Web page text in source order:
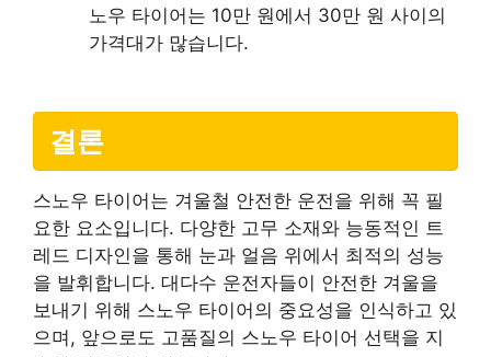
노우 타이어는 10만 원에서 30만 원 사이의
가격대가 많습니다.
결론
스노우 타이어는 겨울철 안전한 운전을 위해 꼭 필
요한 요소입니다. 다양한 고무 소재와 능동적인 트
레드 디자인을 통해 눈과 얼음 위에서 최적의 성능
을 발휘합니다. 대다수 운전자들이 안전한 겨울을
보내기 위해 스노우 타이어의 중요성을 인식하고 있
으며, 앞으로도 고품질의 스노우 타이어 선택을 지